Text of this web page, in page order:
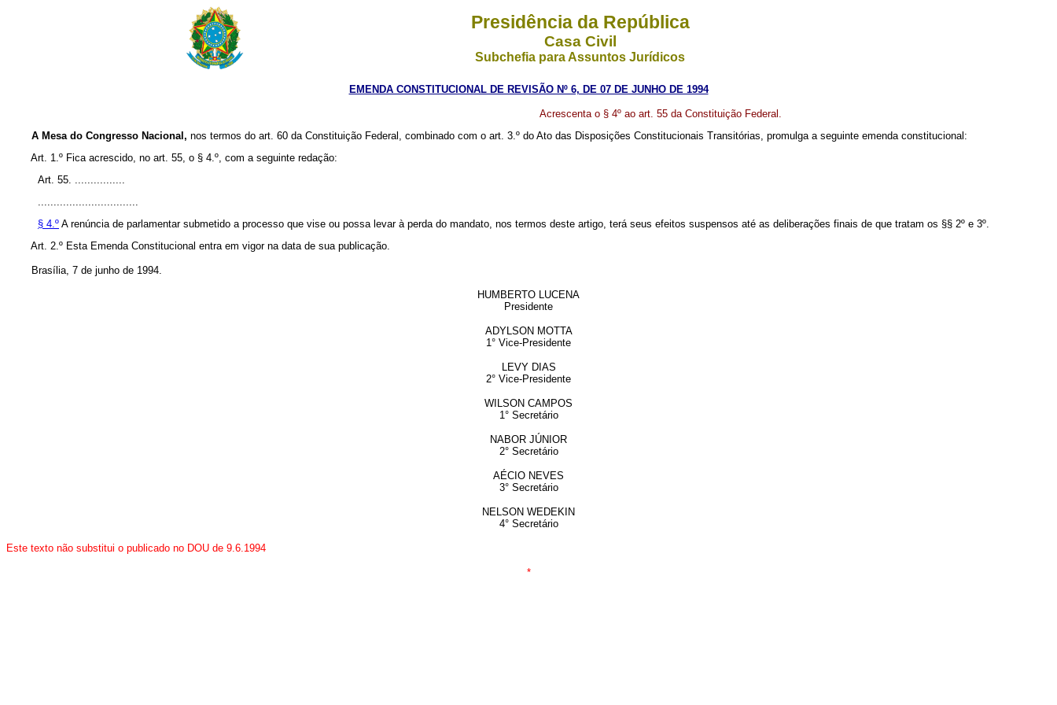
Presidência da República
Casa Civil
Subchefia para Assuntos Jurídicos
EMENDA CONSTITUCIONAL DE REVISÃO Nº 6, DE 07 DE JUNHO DE 1994
Acrescenta o § 4º ao art. 55 da Constituição Federal.
A Mesa do Congresso Nacional, nos termos do art. 60 da Constituição Federal, combinado com o art. 3.º do Ato das Disposições Constitucionais Transitórias, promulga a seguinte emenda constitucional:
Art. 1.º Fica acrescido, no art. 55, o § 4.º, com a seguinte redação:
Art. 55. ................
................................
§ 4.º A renúncia de parlamentar submetido a processo que vise ou possa levar à perda do mandato, nos termos deste artigo, terá seus efeitos suspensos até as deliberações finais de que tratam os §§ 2º e 3º.
Art. 2.º Esta Emenda Constitucional entra em vigor na data de sua publicação.
Brasília, 7 de junho de 1994.
HUMBERTO LUCENA
Presidente
ADYLSON MOTTA
1° Vice-Presidente
LEVY DIAS
2° Vice-Presidente
WILSON CAMPOS
1° Secretário
NABOR JÚNIOR
2° Secretário
AÉCIO NEVES
3° Secretário
NELSON WEDEKIN
4° Secretário
Este texto não substitui o publicado no DOU de 9.6.1994
*